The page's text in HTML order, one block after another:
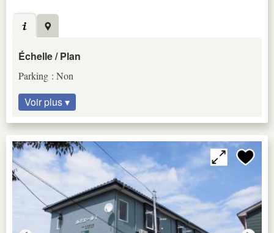
Échelle / Plan
Parking : Non
Voir plus ▾